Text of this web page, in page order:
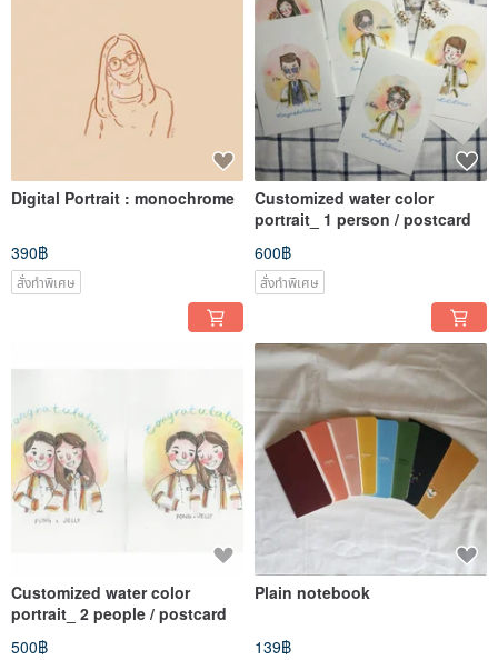
Digital Portrait : monochrome
390฿
สั่งทำพิเศษ
Customized water color
portrait_ 1 person / postcard
600฿
สั่งทำพิเศษ
Customized water color
portrait_ 2 people / postcard
500฿
Plain notebook
139฿